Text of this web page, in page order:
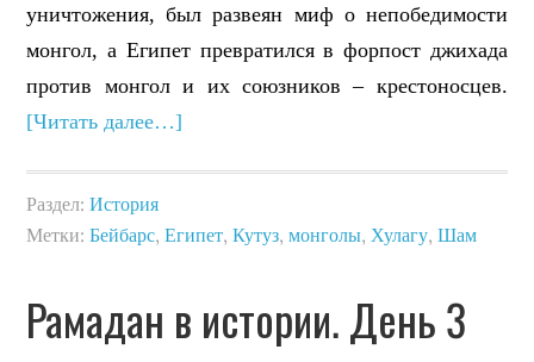
уничтожения, был развеян миф о непобедимости
монгол, а Египет превратился в форпост джихада
против монгол и их союзников – крестоносцев.
[Читать далее…]
Раздел:История
Метки:Бейбарс,Египет,Кутуз,монголы,Хулагу,Шам
Рамадан в истории. День 3